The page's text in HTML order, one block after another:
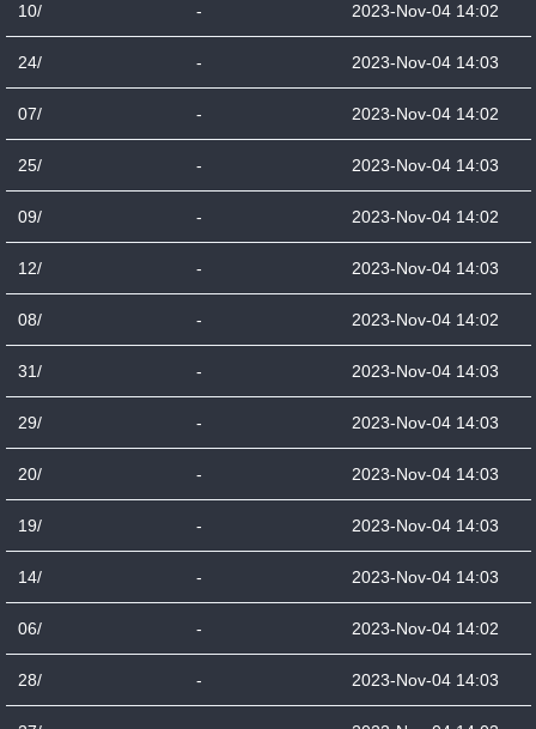
10/ - 2023-Nov-04 14:02
24/ - 2023-Nov-04 14:03
07/ - 2023-Nov-04 14:02
25/ - 2023-Nov-04 14:03
09/ - 2023-Nov-04 14:02
12/ - 2023-Nov-04 14:03
08/ - 2023-Nov-04 14:02
31/ - 2023-Nov-04 14:03
29/ - 2023-Nov-04 14:03
20/ - 2023-Nov-04 14:03
19/ - 2023-Nov-04 14:03
14/ - 2023-Nov-04 14:03
06/ - 2023-Nov-04 14:02
28/ - 2023-Nov-04 14:03